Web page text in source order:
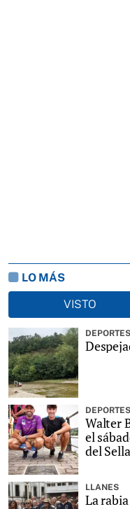
LO MÁS
VISTO
DEPORTES
DEPORTES
Walter
el
del Sella
LLANES
La